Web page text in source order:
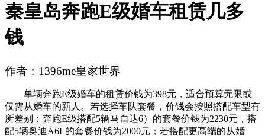
秦皇岛奔跑E级婚车租赁几多
钱
作者：1396me皇家世界
单辆奔跑E级婚车的租赁价钱为398元，适合预算无限或
仅需从婚车的新人。若选择车队套餐，价钱会按照搭配车型有
所差别：奔跑E级搭配5辆马自达6）的套餐价钱为2230元，搭
配5辆奥迪A6L的套餐价钱为2000元；若搭配更高端的从婚